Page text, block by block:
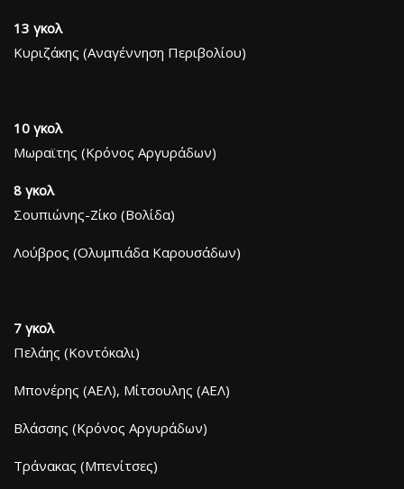
13 γκολ
Κυριζάκης (Αναγέννηση Περιβολίου)
10 γκολ
Μωραϊτης (Κρόνος Αργυράδων)
8 γκολ
Σουπιώνης-Ζίκο (Βολίδα)
Λούβρος (Ολυμπιάδα Καρουσάδων)
7 γκολ
Πελάης (Κοντόκαλι)
Μπονέρης (ΑΕΛ), Μίτσουλης (ΑΕΛ)
Βλάσσης (Κρόνος Αργυράδων)
Τράνακας (Μπενίτσες)